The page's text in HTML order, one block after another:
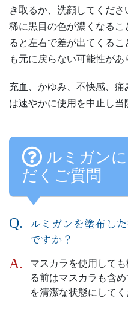
き取るか、洗顔してくださ
稀に黒目の色が濃くなる
ると左右で差が出てくる
も元に戻らない可能性があ
充血、かゆみ、不快感、
は速やかに使用を中止し当
ルミガン
だくご質問
ルミガンを塗布し
ですか？
マスカラを使用して
る前はマスカラも含
を清潔な状態にしてく